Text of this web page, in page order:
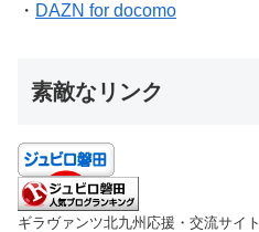
・ DAZN for docomo
素敵なリンク
ギラヴァンツ北九州応援・交流サイト